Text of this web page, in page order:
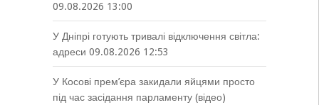
09.08.2026 13:00
У Дніпрі готують тривалі відключення світла:
адреси 09.08.2026 12:53
У Косові прем’єра закидали яйцями просто
під час засідання парламенту (відео)